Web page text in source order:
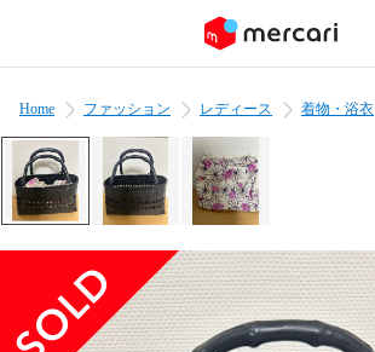
Home ファッション レディース 着物・浴衣